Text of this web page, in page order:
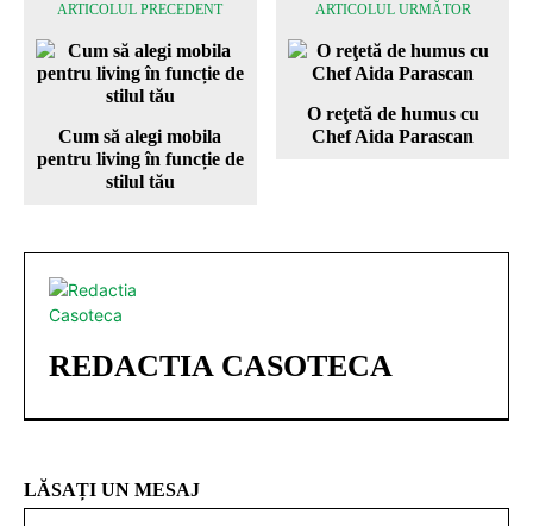
ARTICOLUL PRECEDENT
Cum să alegi mobila
pentru living în funcție de
stilul tău
ARTICOLUL URMĂTOR
O reţetă de humus cu
Chef Aida Parascan
REDACTIA CASOTECA
LĂSAȚI UN MESAJ